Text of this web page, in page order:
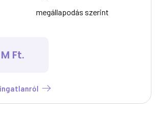
megállapodás szerint
Ft.